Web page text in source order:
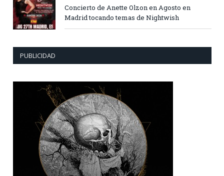
Concierto de Anette Olzon en Agosto en
Madrid tocando temas de Nightwish
PUBLICIDAD